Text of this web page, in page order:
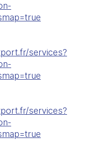
services?
services?